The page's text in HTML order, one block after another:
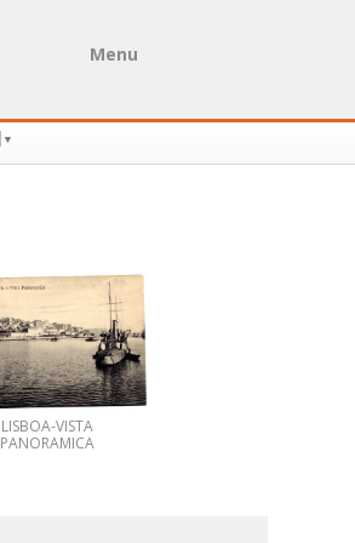
Menu
▼
LISBOA-VISTA
PANORAMICA